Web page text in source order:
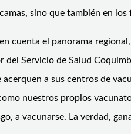
sino que también en
cuenta el panorama
del Servicio de Salud
a sus centros de
nuestros propios
a vacunarse. La verdad,